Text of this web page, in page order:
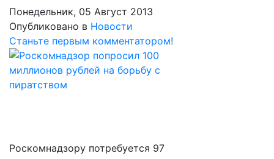
Понедельник, 05 Август 2013
Опубликовано в Новости
Станьте первым комментатором!
Роскомнадзору потребуется 97